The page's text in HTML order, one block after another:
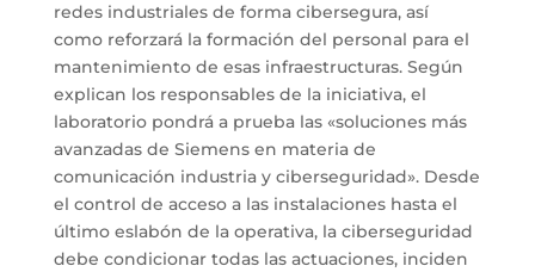
redes industriales de forma cibersegura, así
como reforzará la formación del personal para el
mantenimiento de esas infraestructuras. Según
explican los responsables de la iniciativa, el
laboratorio pondrá a prueba las «soluciones más
avanzadas de Siemens en materia de
comunicación industria y ciberseguridad». Desde
el control de acceso a las instalaciones hasta el
último eslabón de la operativa, la ciberseguridad
debe condicionar todas las actuaciones, inciden